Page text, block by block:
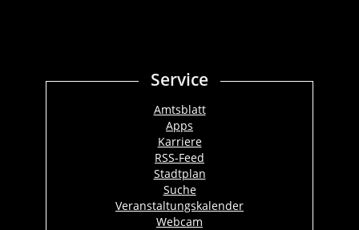
Service
Amtsblatt
Apps
Karriere
RSS-Feed
Stadtplan
Suche
Veranstaltungskalender
Webcam